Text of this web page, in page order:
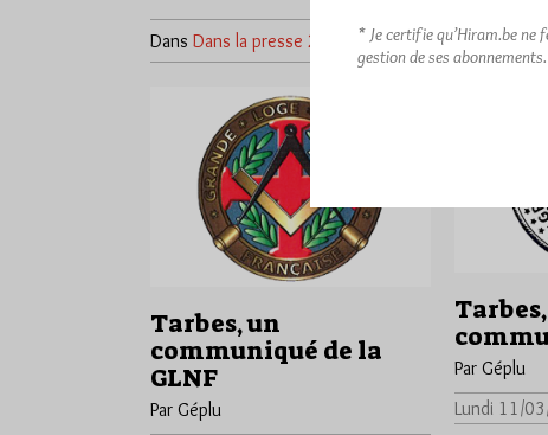
Dans Dans la presse 2 commentaires
Dans la
Tarbes, un
communiqué de la
GLNF
Par Géplu
Par Géplu
Lundi 11/
* Je certifie qu’Hiram.be ne
gestion de ses abonnements.